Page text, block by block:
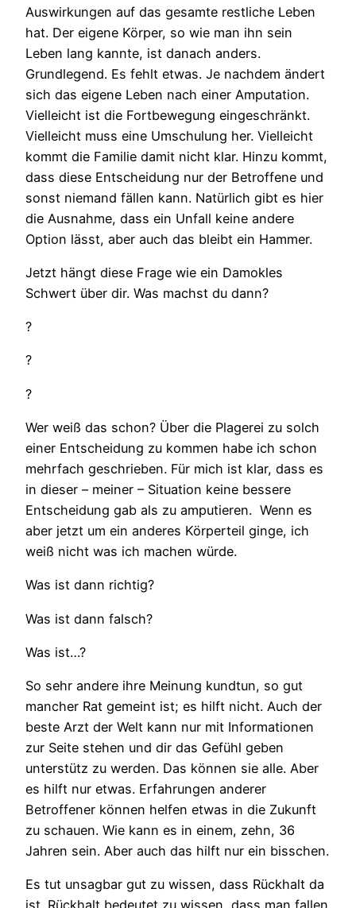
Auswirkungen auf das gesamte restliche Leben
hat. Der eigene Körper, so wie man ihn sein
Leben lang kannte, ist danach anders.
Grundlegend. Es fehlt etwas. Je nachdem ändert
sich das eigene Leben nach einer Amputation.
Vielleicht ist die Fortbewegung eingeschränkt.
Vielleicht muss eine Umschulung her. Vielleicht
kommt die Familie damit nicht klar. Hinzu kommt,
dass diese Entscheidung nur der Betroffene und
sonst niemand fällen kann. Natürlich gibt es hier
die Ausnahme, dass ein Unfall keine andere
Option lässt, aber auch das bleibt ein Hammer.
Jetzt hängt diese Frage wie ein Damokles
Schwert über dir. Was machst du dann?
?
?
?
Wer weiß das schon? Über die Plagerei zu solch
einer Entscheidung zu kommen habe ich schon
mehrfach geschrieben. Für mich ist klar, dass es
in dieser – meiner – Situation keine bessere
Entscheidung gab als zu amputieren. Wenn es
aber jetzt um ein anderes Körperteil ginge, ich
weiß nicht was ich machen würde.
Was ist dann richtig?
Was ist dann falsch?
Was ist…?
So sehr andere ihre Meinung kundtun, so gut
mancher Rat gemeint ist; es hilft nicht. Auch der
beste Arzt der Welt kann nur mit Informationen
zur Seite stehen und dir das Gefühl geben
unterstütz zu werden. Das können sie alle. Aber
es hilft nur etwas. Erfahrungen anderer
Betroffener können helfen etwas in die Zukunft
zu schauen. Wie kann es in einem, zehn, 36
Jahren sein. Aber auch das hilft nur ein bisschen.
Es tut unsagbar gut zu wissen, dass Rückhalt da